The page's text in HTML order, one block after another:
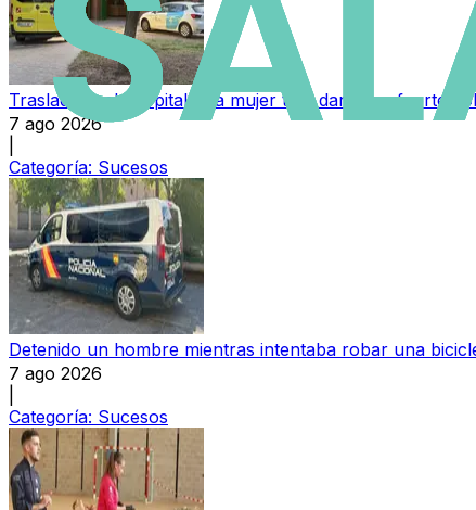
Trasladada al hospital una mujer tras darse un fuerte
7 ago 2026
Categoría: Sucesos
Detenido un hombre mientras intentaba robar una
7 ago 2026
Categoría: Sucesos